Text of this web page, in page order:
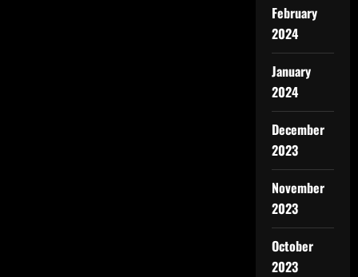
February
2024
January
2024
December
2023
November
2023
October
2023